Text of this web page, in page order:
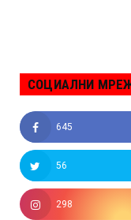
СОЦИАЛНИ
645
56
298